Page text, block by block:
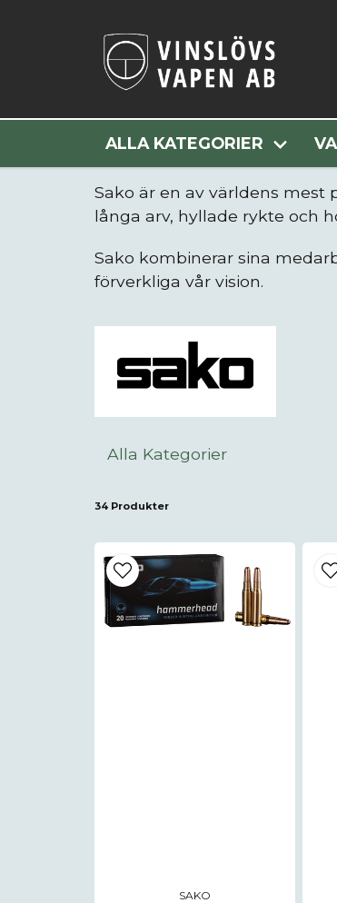
ALLA KATEGORIER
Sako är en av världens
långa arv, hyllade rykte och
Sako kombinerar sina
förverkliga vår vision.
Alla Kategorier
34 Produkter
SAKO